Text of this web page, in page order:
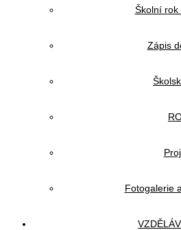
Školní rok
Zápis
Fotogalerie